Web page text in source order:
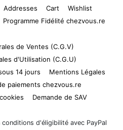
Addresses Cart
Wishlist
Programme Fidélité chezvous.re
de Ventes (C.G.V)
d'Utilisation (C.G.U)
14 jours
Mentions Légales
paiements chezvous.re
Demande de SAV
d'éligibilité avec PayPal